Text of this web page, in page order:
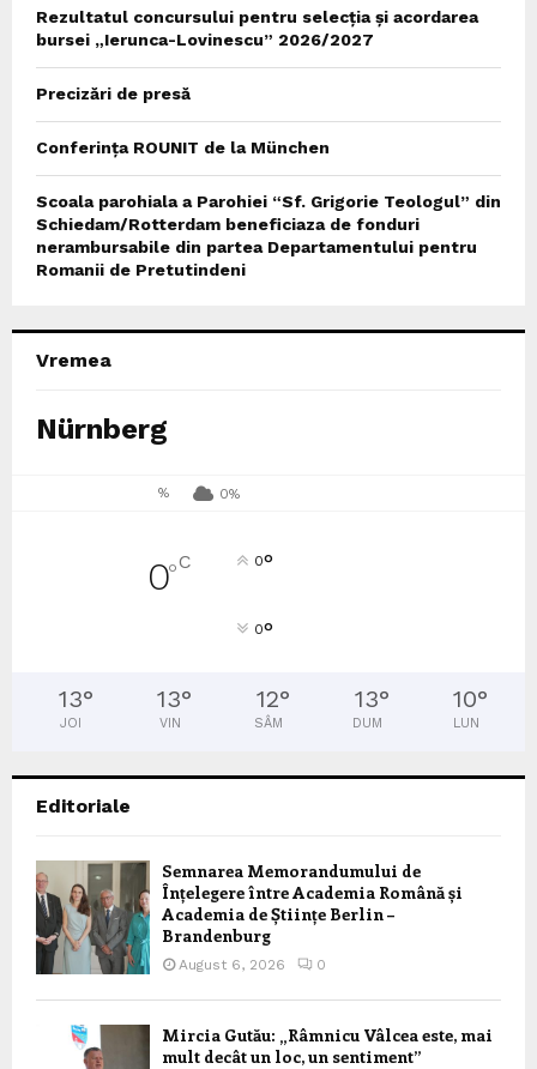
Rezultatul concursului pentru selecția și acordarea
bursei „Ierunca-Lovinescu” 2026/2027
Precizări de presă
Conferința ROUNIT de la München
Scoala parohiala a Parohiei “Sf. Grigorie Teologul” din
Schiedam/Rotterdam beneficiaza de fonduri
nerambursabile din partea Departamentului pentru
Romanii de Pretutindeni
Vremea
Nürnberg
% 0%
0°C 0°
0°
13°
JOI
13°
VIN
12°
SÂM
13°
DUM
10°
LUN
Editoriale
Semnarea Memorandumului de
Înțelegere între Academia Română și
Academia de Științe Berlin –
Brandenburg
August 6, 2026 0
Mircia Gutău: „Râmnicu Vâlcea este, mai
mult decât un loc, un sentiment”